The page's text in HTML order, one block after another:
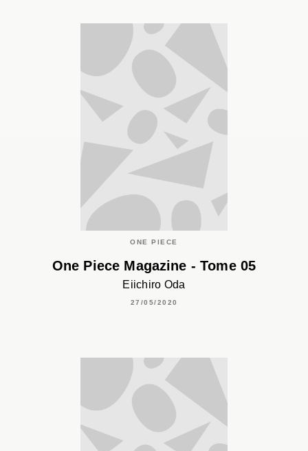
ONE PIECE
One Piece Magazine - Tome 05
Eiichiro Oda
27/05/2020